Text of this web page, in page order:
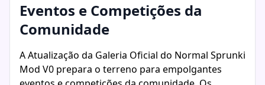
Eventos e Competições da
Comunidade
A Atualização da Galeria Oficial do Normal Sprunki
Mod V0 prepara o terreno para empolgantes